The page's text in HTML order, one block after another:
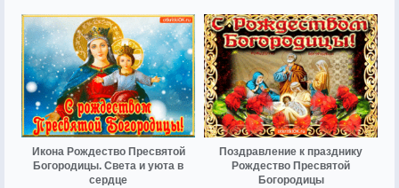
Икона Рождество Пресвятой
Богородицы. Света и уюта в
сердце
Поздравление к празднику
Рождество Пресвятой
Богородицы